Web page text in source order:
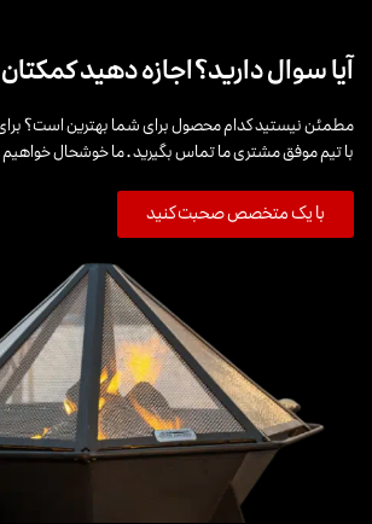
آیا سوال دارید؟اجازه دهید
مطمئن نیستید کدام محصول برای شما بهترین است؟ برای
با تیم موفق مشتری ما تماس بگیرید . ما خوشحال
با یک متخصص صحبت کنید